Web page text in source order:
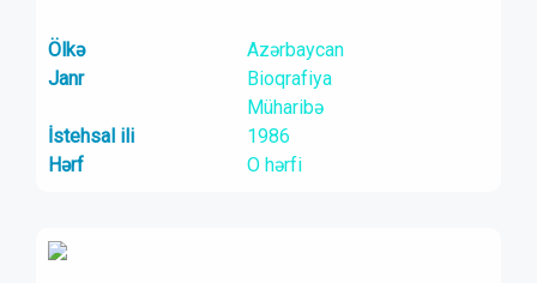
Ölkə
Azərbaycan
Janr
Bioqrafiya
Müharibə
İstehsal ili
1986
Hərf
O hərfi